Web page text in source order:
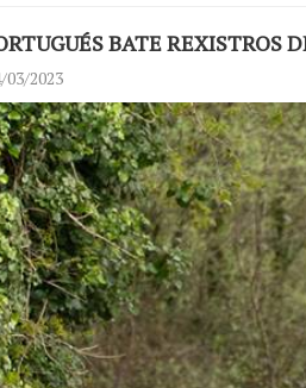
BATE REXISTROS
03/2023